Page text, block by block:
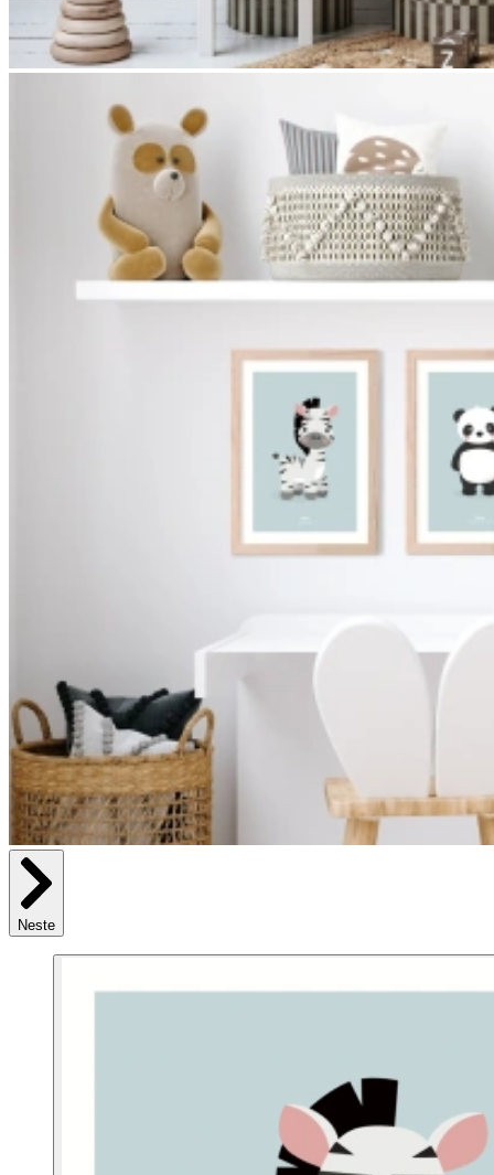
Neste